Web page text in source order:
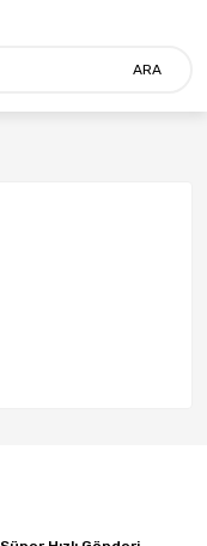
ARA